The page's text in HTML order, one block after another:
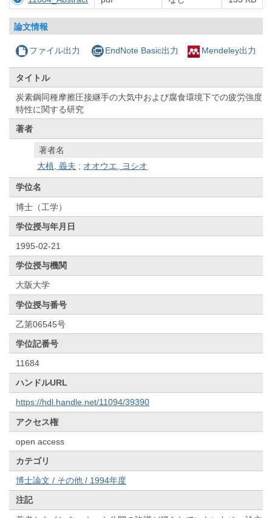
論文情報
ファイル出力 EndNote Basic出力 Mendeley出力
タイトル
炭素鋼同種摩擦圧接継手の大気中および腐食環境下での疲労強度
特性に関する研究
著者
著者名
大植, 義夫 ; オオウエ, ヨシオ
学位名
博士（工学）
学位授与年月日
1995-02-21
学位授与機関
大阪大学
学位授与番号
乙第06545号
学位記番号
11684
ハンドルURL
https://hdl.handle.net/11094/39390
アクセス権
open access
カテゴリ
博士論文 / その他 / 1994年度
注記